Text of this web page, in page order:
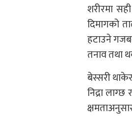
शरीरमा
दिमागको
हटाउने
तनाव तथा
बेस्सरी
निद्रा